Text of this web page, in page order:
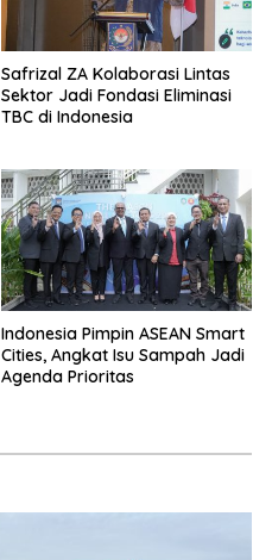
Safrizal ZA Kolaborasi Lintas
Sektor Jadi Fondasi Eliminasi
TBC di Indonesia
Indonesia Pimpin ASEAN Smart
Cities, Angkat Isu Sampah Jadi
Agenda Prioritas